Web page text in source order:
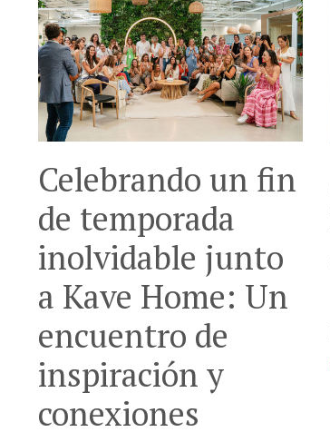
Celebrando un fin
de temporada
inolvidable junto
a Kave Home: Un
encuentro de
inspiración y
conexiones